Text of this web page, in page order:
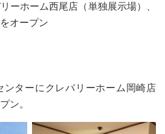
ーホーム西尾店（単独展示場）、
オープン
ンターにクレバリーホーム岡崎店
ン。